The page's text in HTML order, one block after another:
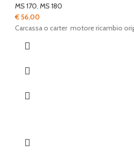
MS 170, MS 180
€56,00
Carcassa o carter motore ricambio